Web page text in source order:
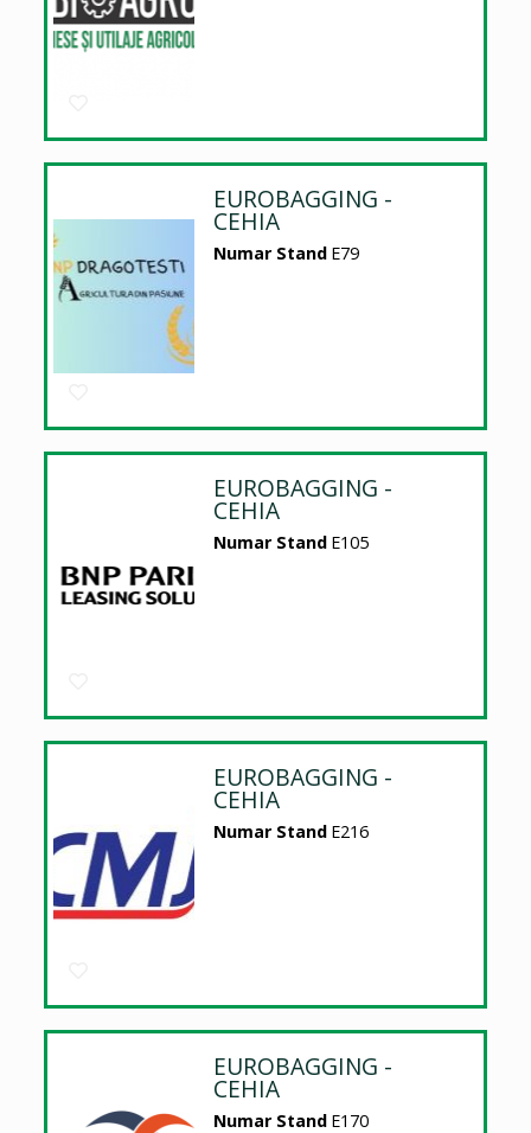
EUROBAGGING -
CEHIA
Numar Stand E79
EUROBAGGING -
CEHIA
Numar Stand E105
EUROBAGGING -
CEHIA
Numar Stand E216
EUROBAGGING -
CEHIA
Numar Stand E170